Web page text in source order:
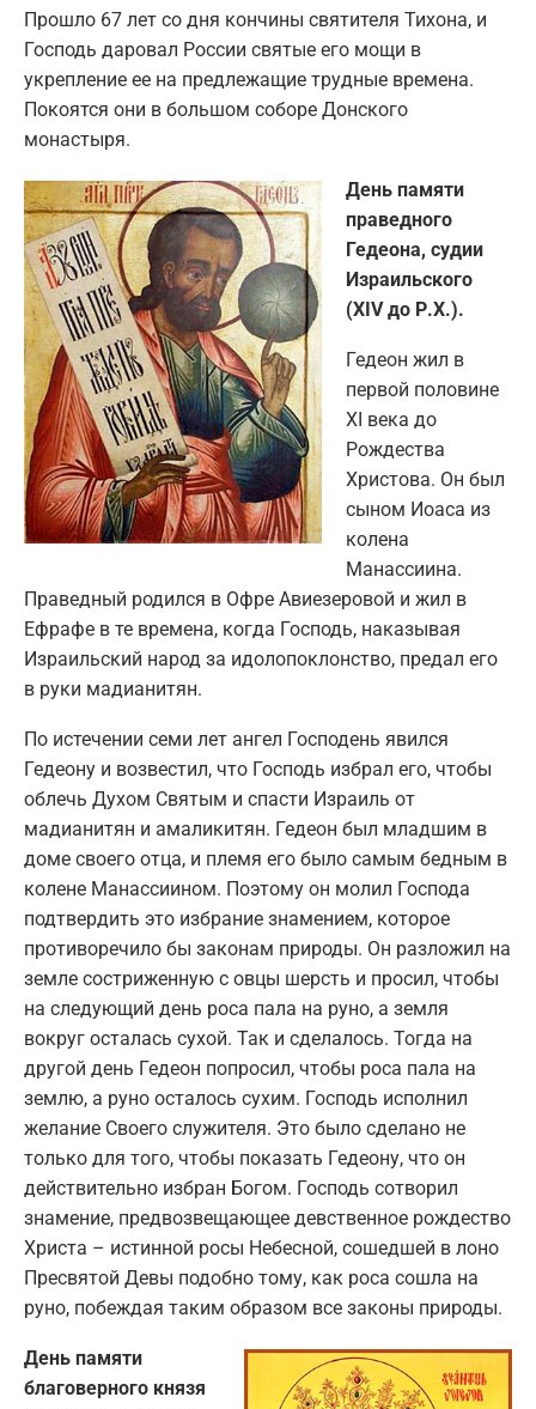
Прошло 67 лет со дня кончины святителя Тихона, и
Господь даровал России святые его мощи в
укрепление ее на предлежащие трудные времена.
Покоятся они в большом соборе Донского
монастыря.
День памяти
праведного
Гедеона, судии
Израильского
(XIV до Р.Х.).
Гедеон жил в
первой половине
XI века до
Рождества
Христова. Он был
сыном Иоаса из
колена
Манассиина.
Праведный родился в Офре Авиезеровой и жил в
Ефрафе в те времена, когда Господь, наказывая
Израильский народ за идолопоклонство, предал его
в руки мадианитян.
По истечении семи лет ангел Господень явился
Гедеону и возвестил, что Господь избрал его, чтобы
облечь Духом Святым и спасти Израиль от
мадианитян и амаликитян. Гедеон был младшим в
доме своего отца, и племя его было самым бедным в
колене Манассиином. Поэтому он молил Господа
подтвердить это избрание знамением, которое
противоречило бы законам природы. Он разложил на
земле состриженную с овцы шерсть и просил, чтобы
на следующий день роса пала на руно, а земля
вокруг осталась сухой. Так и сделалось. Тогда на
другой день Гедеон попросил, чтобы роса пала на
землю, а руно осталось сухим. Господь исполнил
желание Своего служителя. Это было сделано не
только для того, чтобы показать Гедеону, что он
действительно избран Богом. Господь сотворил
знамение, предвозвещающее девственное рождество
Христа – истинной росы Небесной, сошедшей в лоно
Пресвятой Девы подобно тому, как роса сошла на
руно, побеждая таким образом все законы природы.
День памяти
благоверного князя